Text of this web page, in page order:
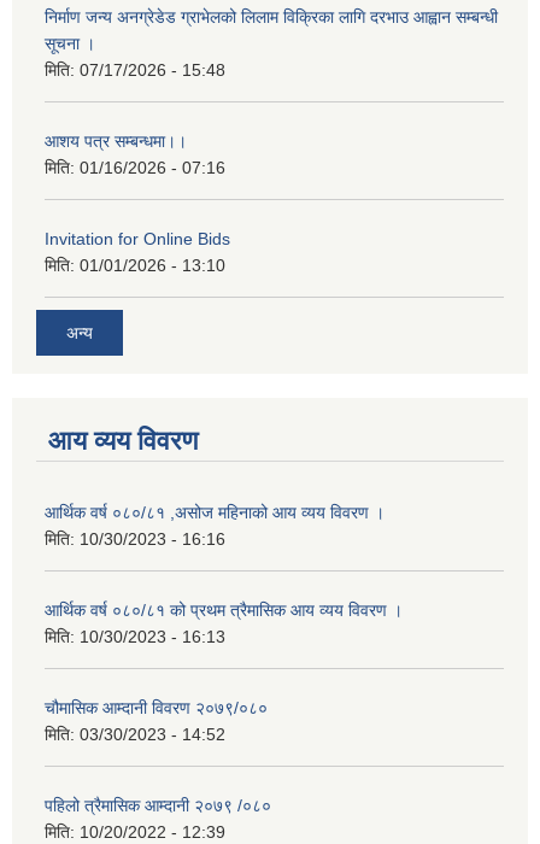
निर्माण जन्य अनग्रेडेड ग्राभेलको लिलाम विक्रिका लागि दरभाउ आह्वान सम्बन्धी
सूचना ।
मिति: 07/17/2026 - 15:48
आशय पत्र सम्बन्धमा।।
मिति: 01/16/2026 - 07:16
Invitation for Online Bids
मिति: 01/01/2026 - 13:10
अन्य
आय व्यय विवरण
आर्थिक वर्ष ०८०/८१ ,असोज महिनाको आय व्यय विवरण ।
मिति: 10/30/2023 - 16:16
आर्थिक वर्ष ०८०/८१ को प्रथम त्रैमासिक आय व्यय विवरण ।
मिति: 10/30/2023 - 16:13
चौमासिक आम्दानी विवरण २०७९/०८०
मिति: 03/30/2023 - 14:52
पहिलो त्रैमासिक आम्दानी २०७९ /०८०
मिति: 10/20/2022 - 12:39